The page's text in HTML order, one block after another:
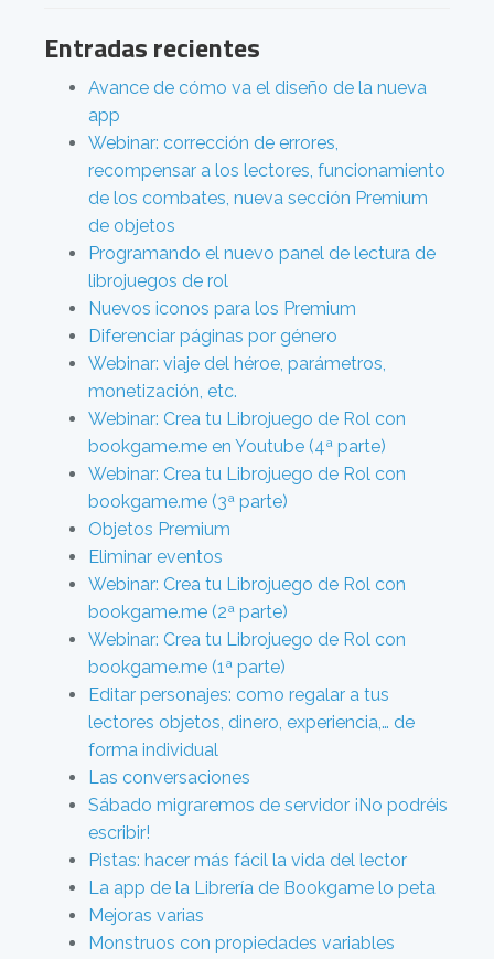
Entradas recientes
Avance de cómo va el diseño de la nueva
app
Webinar: corrección de errores,
recompensar a los lectores, funcionamiento
de los combates, nueva sección Premium
de objetos
Programando el nuevo panel de lectura de
librojuegos de rol
Nuevos iconos para los Premium
Diferenciar páginas por género
Webinar: viaje del héroe, parámetros,
monetización, etc.
Webinar: Crea tu Librojuego de Rol con
bookgame.me en Youtube (4ª parte)
Webinar: Crea tu Librojuego de Rol con
bookgame.me (3ª parte)
Objetos Premium
Eliminar eventos
Webinar: Crea tu Librojuego de Rol con
bookgame.me (2ª parte)
Webinar: Crea tu Librojuego de Rol con
bookgame.me (1ª parte)
Editar personajes: como regalar a tus
lectores objetos, dinero, experiencia,… de
forma individual
Las conversaciones
Sábado migraremos de servidor ¡No podréis
escribir!
Pistas: hacer más fácil la vida del lector
La app de la Librería de Bookgame lo peta
Mejoras varias
Monstruos con propiedades variables